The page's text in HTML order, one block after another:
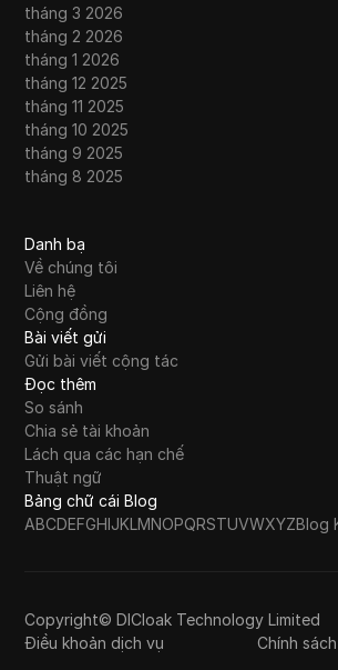
tháng 3 2026
tháng 2 2026
tháng 1 2026
tháng 12 2025
tháng 11 2025
tháng 10 2025
tháng 9 2025
tháng 8 2025
Danh bạ
Về chúng tôi
Liên hệ
Cộng đồng
Bài viết gửi
Gửi bài viết cộng tác
Đọc thêm
So sánh
Chia sẻ tài khoản
Lách qua các hạn chế
Thuật ngữ
Bảng chữ cái Blog
ABCDEFGHIJKLMNOPQRSTUVWXYZBlog
Copyright© DICloak Technology Limited
Điều khoản dịch vụ
Chính